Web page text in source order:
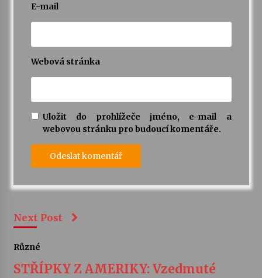
E-mail
Webová stránka
Uložit do prohlížeče jméno, e-mail a
webovou stránku pro budoucí komentáře.
Next Post
Různé
STŘÍPKY Z AMERIKY: Vzedmuté